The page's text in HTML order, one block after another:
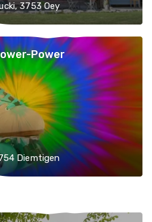
3753 Oey
Power
Diemtigen